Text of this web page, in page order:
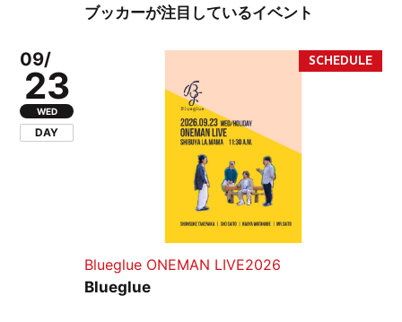
ブッカーが注目しているイベント
09/
23
WED
DAY
Blueglue ONEMAN LIVE2026
Blueglue